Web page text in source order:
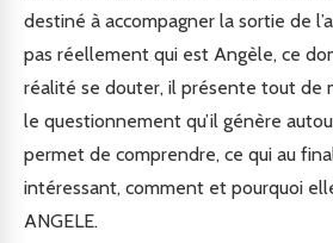
destiné à accompagner la sortie de
pas réellement qui est Angèle, ce
réalité se douter, il présente tout de
le questionnement qu’il génère
permet de comprendre, ce qui au
intéressant, comment et pourquoi
ANGELE.